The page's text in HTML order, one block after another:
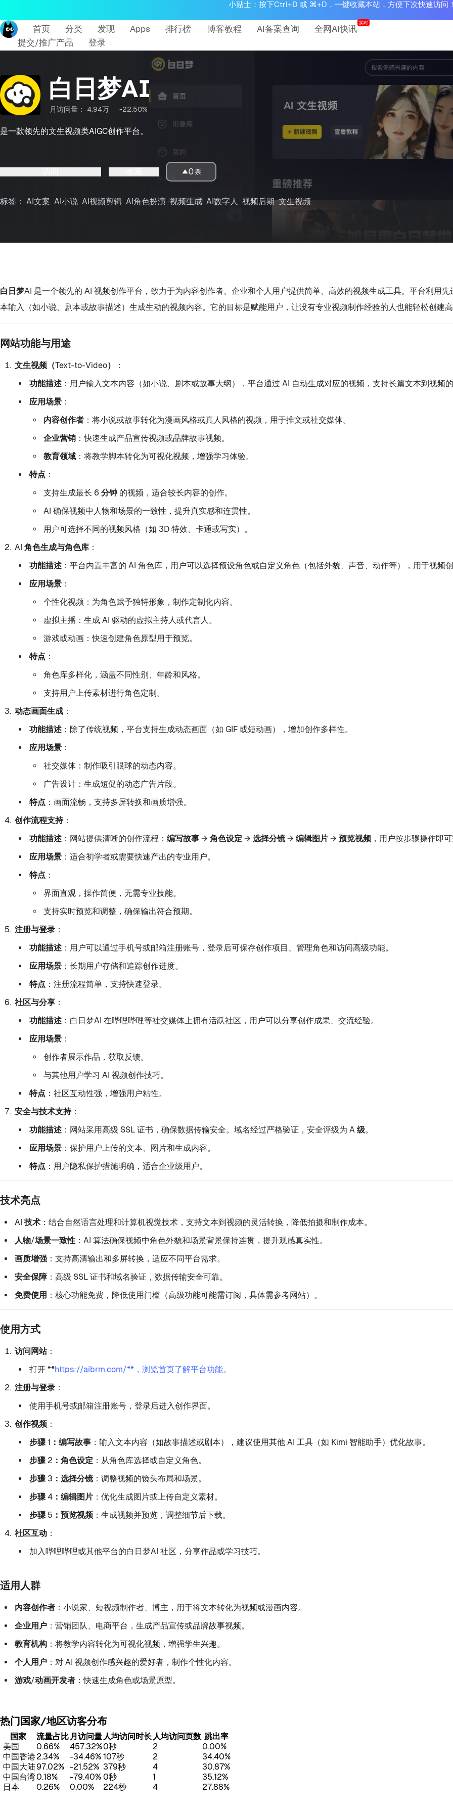
小贴士：按下Ctrl+D 或 ⌘+D，一键收藏本站，方便下次快速访问
首页 分类 发现 Apps 排行榜 博客教程 AI备案查询 全网AI快讯
实时
提交/推广产品 登录
白日梦AI
月访问量： 4.94万 -22.50%
是一款领先的文生视频类AIGC创作平台。
0票
标签： AI文案 AI小说 AI视频剪辑 AI角色扮演 视频生成 AI数字人 视频后期 文生视频
白日梦AI 是一个领先的 AI 视频创作平台，致力于为内容创作者、企业和个人用户提供简单、高效的视频生成工具。平台利用
本输入（如小说、剧本或故事描述）生成生动的视频内容。它的目标是赋能用户，让没有专业视频制作经验的人也能轻松创建
网站功能与用途
文生视频（Text-to-Video）
：
功能描述：用户输入文本内容（如小说、剧本或故事大纲），平台通过 AI 自动生成对应的视频，支持长篇文本到视频
应用场景：
内容创作者 ：将小说或故事转化为漫画风格或真人风格的视频，用于推文或社交媒体。
企业营销 ：快速生成产品宣传视频或品牌故事视频。
教育领域 ：将教学脚本转化为可视化视频，增强学习体验。
特点 ：
支持生成最长 6 分钟 的视频，适合较长内容的创作。
AI 确保视频中人物和场景的一致性，提升真实感和连贯性。
用户可选择不同的视频风格（如 3D 特效、卡通或写实）。
AI 角色生成与角色库：
功能描述：平台内置丰富的 AI 角色库，用户可以选择预设角色或自定义角色（包括外貌、声音、动作等），用于视频
应用场景：
个性化视频：为角色赋予独特形象，制作定制化内容。
虚拟主播：生成 AI 驱动的虚拟主持人或代言人。
游戏或动画：快速创建角色原型用于预览。
特点 ：
角色库多样化，涵盖不同性别、年龄和风格。
支持用户上传素材进行角色定制。
动态画面生成：
功能描述：除了传统视频，平台支持生成动态画面（如 GIF 或短动画），增加创作多样性。
应用场景：
社交媒体：制作吸引眼球的动态内容。
广告设计：生成短促的动态广告片段。
特点 ：画面流畅，支持多屏转换和画质增强。
创作流程支持：
功能描述：网站提供清晰的创作流程： 编写故事 → 角色设定 → 选择分镜 → 编辑图片 → 预览视频，用户按步骤操作即
应用场景：适合初学者或需要快速产出的专业用户。
特点 ：
界面直观，操作简便，无需专业技能。
支持实时预览和调整，确保输出符合预期。
注册与登录：
功能描述：用户可以通过手机号或邮箱注册账号，登录后可保存创作项目、管理角色和访问高级功能。
应用场景：长期用户存储和追踪创作进度。
特点 ：注册流程简单，支持快速登录。
社区与分享：
功能描述：白日梦AI 在哔哩哔哩等社交媒体上拥有活跃社区，用户可以分享创作成果、交流经验。
应用场景：
创作者展示作品，获取反馈。
与其他用户学习 AI 视频创作技巧。
特点 ：社区互动性强，增强用户粘性。
安全与技术支持：
功能描述：网站采用高级 SSL 证书，确保数据传输安全。域名经过严格验证，安全评级为 A 级。
应用场景：保护用户上传的文本、图片和生成内容。
特点 ：用户隐私保护措施明确，适合企业级用户。
技术亮点
AI 技术：结合自然语言处理和计算机视觉技术，支持文本到视频的灵活转换，降低拍摄和制作成本。
人物/场景一致性：AI 算法确保视频中角色外貌和场景背景保持连贯，提升观感真实性。
画质增强：支持高清输出和多屏转换，适应不同平台需求。
安全保障：高级 SSL 证书和域名验证，数据传输安全可靠。
免费使用 ：核心功能免费，降低使用门槛（高级功能可能需订阅，具体需参考网站）。
使用方式
访问网站：
打开 **https://aibrm.com/**，浏览首页了解平台功能。
注册与登录：
使用手机号或邮箱注册账号，登录后进入创作界面。
创作视频：
步骤 1：编写故事：输入文本内容（如故事描述或剧本），建议使用其他 AI 工具（如 Kimi 智能助手）优化故事。
步骤 2：角色设定 ：从角色库选择或自定义角色。
步骤 3：选择分镜：调整视频的镜头布局和场景。
步骤 4：编辑图片：优化生成图片或上传自定义素材。
步骤 5：预览视频：生成视频并预览，调整细节后下载。
社区互动：
加入哔哩哔哩或其他平台的白日梦AI 社区，分享作品或学习技巧。
适用人群
内容创作者：小说家、短视频制作者、博主，用于将文本转化为视频或漫画内容。
企业用户：营销团队、电商平台，生成产品宣传或品牌故事视频。
教育机构：将教学内容转化为可视化视频，增强学生兴趣。
个人用户：对 AI 视频创作感兴趣的爱好者，制作个性化内容。
游戏/动画开发者：快速生成角色或场景原型。
热门国家/地区访客分布
国家 流量占比 月访问量 人均访问时长 人均访问页数 跳出率
美国
0.66% 457.32%0秒 2
0.00%
中国香港 2.34% -34.46% 107秒 2
34.40%
中国大陆97.02% -21.52% 379秒 4
30.87%
中国台湾0.18% -79.40% 0秒 1
35.12%
日本
0.26% 0.00% 224秒 4 27.88%